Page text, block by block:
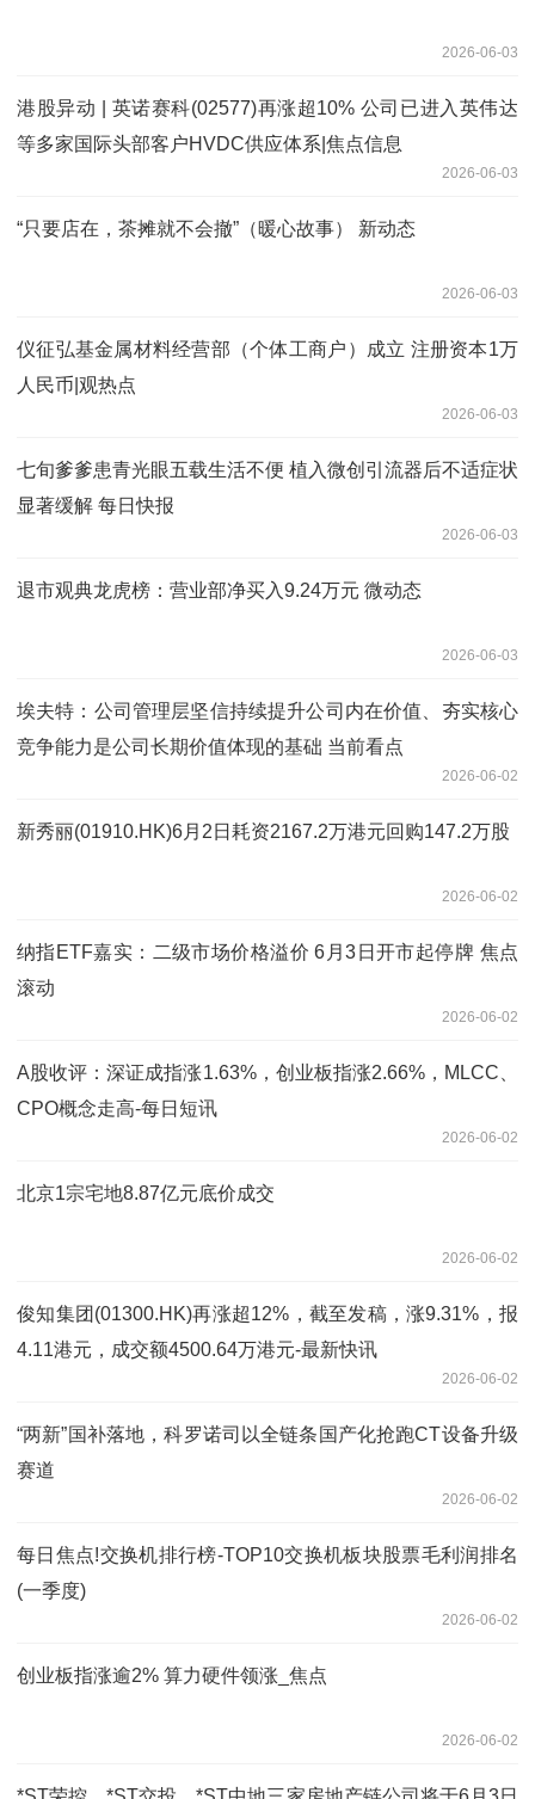
2026-06-03
港股异动 | 英诺赛科(02577)再涨超10% 公司已进入英伟达
等多家国际头部客户HVDC供应体系|焦点信息
2026-06-03
“只要店在，茶摊就不会撤”（暖心故事） 新动态
2026-06-03
仪征弘基金属材料经营部（个体工商户）成立 注册资本1万
人民币|观热点
2026-06-03
七旬爹爹患青光眼五载生活不便 植入微创引流器后不适症状
显著缓解 每日快报
2026-06-03
退市观典龙虎榜：营业部净买入9.24万元 微动态
2026-06-03
埃夫特：公司管理层坚信持续提升公司内在价值、夯实核心
竞争能力是公司长期价值体现的基础 当前看点
2026-06-02
新秀丽(01910.HK)6月2日耗资2167.2万港元回购147.2万股
2026-06-02
纳指ETF嘉实：二级市场价格溢价 6月3日开市起停牌 焦点
滚动
2026-06-02
A股收评：深证成指涨1.63%，创业板指涨2.66%，MLCC、
CPO概念走高-每日短讯
2026-06-02
北京1宗宅地8.87亿元底价成交
2026-06-02
俊知集团(01300.HK)再涨超12%，截至发稿，涨9.31%，报
4.11港元，成交额4500.64万港元-最新快讯
2026-06-02
“两新”国补落地，科罗诺司以全链条国产化抢跑CT设备升级
赛道
2026-06-02
每日焦点!交换机排行榜-TOP10交换机板块股票毛利润排名
(一季度)
2026-06-02
创业板指涨逾2% 算力硬件领涨_焦点
2026-06-02